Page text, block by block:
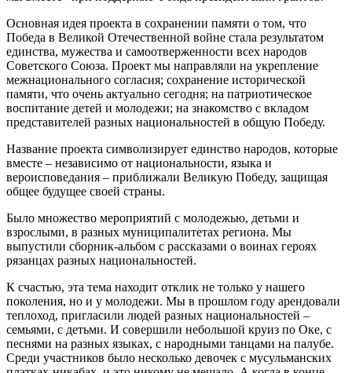
Основная идея проекта в сохранении памяти о том, что
Победа в Великой Отечественной войне стала результатом
единства, мужества и самоотверженности всех народов
Советского Союза. Проект мы направляли на укрепление
межнационального согласия; сохранение исторической
памяти, что очень актуально сегодня; на патриотическое
воспитание детей и молодежи; на знакомство с вкладом
представителей разных национальностей в общую Победу.
Название проекта символизирует единство народов, которые
вместе – независимо от национальности, языка и
вероисповедания – приближали Великую Победу, защищая
общее будущее своей страны.
Было множество мероприятий с молодежью, детьми и
взрослыми, в разных муниципалитетах региона. Мы
выпустили сборник-альбом с рассказами о воинах героях
рязанцах разных национальностей.
К счастью, эта тема находит отклик не только у нашего
поколения, но и у молодежи. Мы в прошлом году арендовали
теплоход, пригласили людей разных национальностей –
семьями, с детьми. И совершили небольшой круиз по Оке, с
песнями на разных языках, с народными танцами на палубе.
Среди участников было несколько девочек с мусульманских